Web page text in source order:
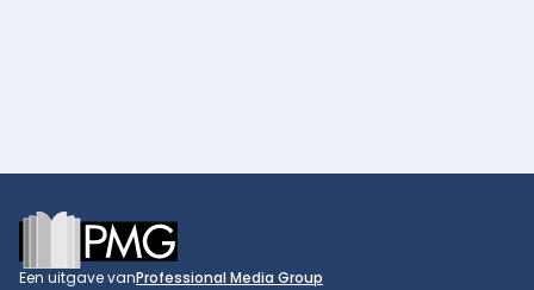
Footer
Een uitgave vanProfessional Media Group